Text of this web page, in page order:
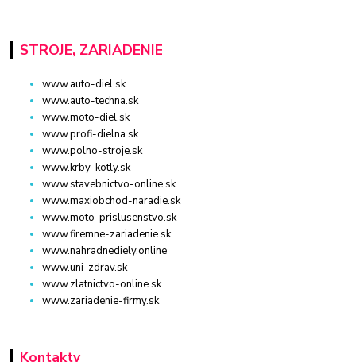
STROJE, ZARIADENIE
www.auto-diel.sk
www.auto-techna.sk
www.moto-diel.sk
www.profi-dielna.sk
www.polno-stroje.sk
www.krby-kotly.sk
www.stavebnictvo-online.sk
www.maxiobchod-naradie.sk
www.moto-prislusenstvo.sk
www.firemne-zariadenie.sk
www.nahradnediely.online
www.uni-zdrav.sk
www.zlatnictvo-online.sk
www.zariadenie-firmy.sk
Kontakty